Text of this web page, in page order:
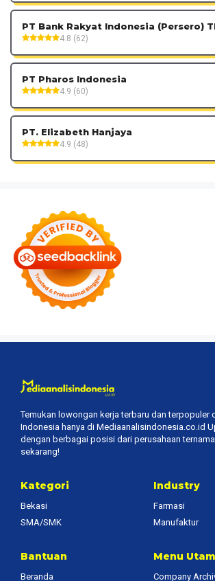
PT Bank Rakyat Indonesia (Persero)
4.8 (62)
PT Pharos Indonesia
4.9 (60)
PT. Elizabeth Hanjaya
4.9 (48)
Temukan lowongan kerja terbaru dan terpopuler
Indonesia hanya di Mediaanalisindonesia.co.id
dengan berbagai posisi dari perusahaan
sekarang!
Kategori
Bekasi
SMA/SMK
Industry
Farmasi
Manufaktur
Bantuan
Beranda
Menu
Company